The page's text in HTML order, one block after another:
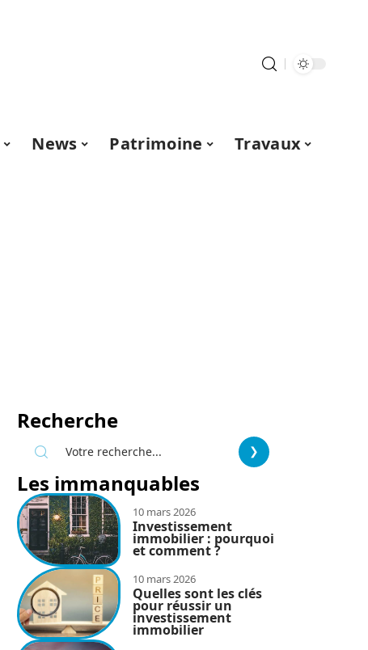
News Patrimoine Travaux
Recherche
Les immanquables
10 mars 2026
Investissement
immobilier : pourquoi
et comment ?
10 mars 2026
Quelles sont les clés
pour réussir un
investissement
immobilier